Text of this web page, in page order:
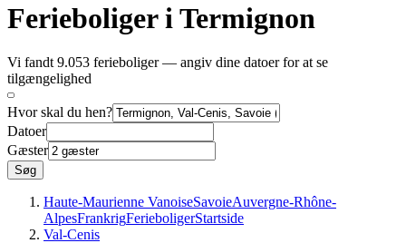
Ferieboliger i Termignon
Vi fandt 9.053 ferieboliger — angiv dine datoer for at se
tilgængelighed
Hvor skal du hen?
Datoer
Gæster
Søg
Haute-Maurienne VanoiseSavoieAuvergne-Rhône-
AlpesFrankrigFerieboligerStartside
Val-Cenis